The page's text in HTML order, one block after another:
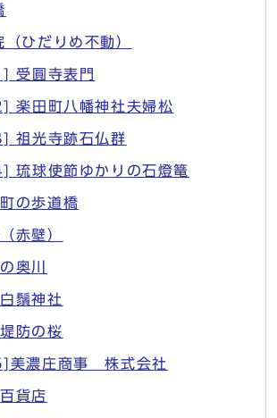
ひだりめ不動）
受圓寺表門
楽田町八幡神社夫婦松
祖光寺跡石仏群
琉球使節ゆかりの石燈篭
の歩道橋
赤壁）
奥川
鬚神社
防の桜
美濃庄商事 株式会社
貨店